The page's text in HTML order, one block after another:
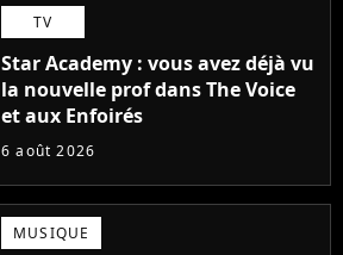
TV
Star Academy : vous avez déjà vu
la nouvelle prof dans The Voice
et aux Enfoirés
6 août 2026
MUSIQUE